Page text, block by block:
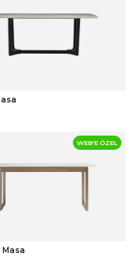
Masa
WEB'E ÖZEL